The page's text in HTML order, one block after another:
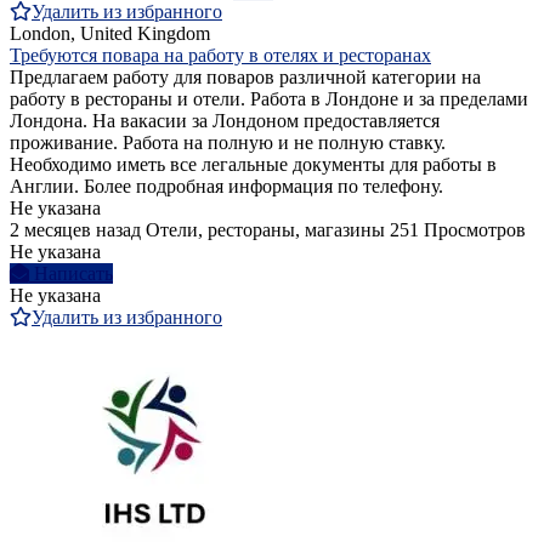
Удалить из избранного
London, United Kingdom
Требуются повара на работу в отелях и ресторанах
Предлагаем работу для поваров различной категории на
работу в рестораны и отели. Работа в Лондоне и за пределами
Лондона. На вакасии за Лондоном предоставляется
проживание. Работа на полную и не полную ставку.
Необходимо иметь все легальные документы для работы в
Англии. Более подробная информация по телефону.
Не указана
2 месяцев назад Отели, рестораны, магазины 251 Просмотров
Не указана
Написать
Не указана
Удалить из избранного